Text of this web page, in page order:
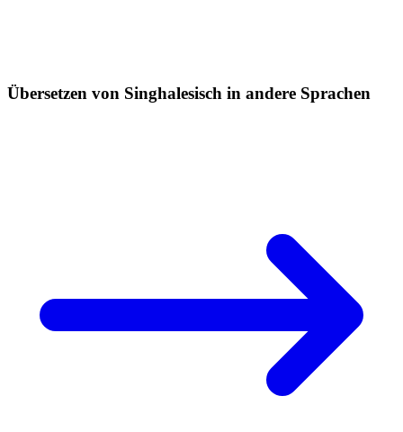
Übersetzen von Singhalesisch in andere Sprachen